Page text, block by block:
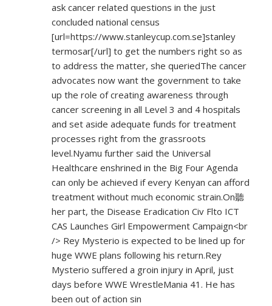
ask cancer related questions in the just
concluded national census
[url=https://www.stanleycup.com.se]stanley
termosar[/url] to get the numbers right so as
to address the matter, she queriedThe cancer
advocates now want the government to take
up the role of creating awareness through
cancer screening in all Level 3 and 4 hospitals
and set aside adequate funds for treatment
processes right from the grassroots
level.Nyamu further said the Universal
Healthcare enshrined in the Big Four Agenda
can only be achieved if every Kenyan can afford
treatment without much economic strain.On聽
her part, the Disease Eradication Civ Flto ICT
CAS Launches Girl Empowerment Campaign<br
/> Rey Mysterio is expected to be lined up for
huge WWE plans following his return.Rey
Mysterio suffered a groin injury in April, just
days before WWE WrestleMania 41. He has
been out of action sin